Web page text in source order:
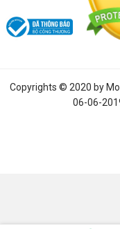
Như vậy, tiết kiệm
còn cả chi phí bảo trì
Copyrights © 2020 by
06-06-